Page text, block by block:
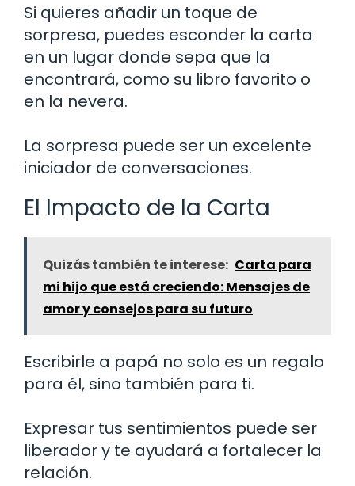
Si quieres añadir un toque de
sorpresa, puedes esconder la carta
en un lugar donde sepa que la
encontrará, como su libro favorito o
en la nevera.
La sorpresa puede ser un excelente
iniciador de conversaciones.
El Impacto de la Carta
Quizás también te interese: Carta para
mi hijo que está creciendo: Mensajes de
amor y consejos para su futuro
Escribirle a papá no solo es un regalo
para él, sino también para ti.
Expresar tus sentimientos puede ser
liberador y te ayudará a fortalecer la
relación.